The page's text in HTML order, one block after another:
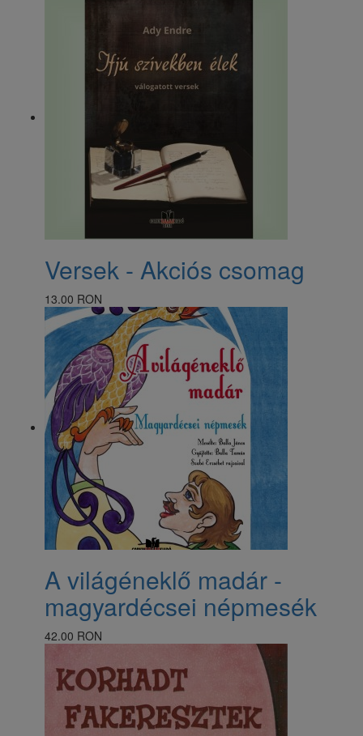
Versek - Akciós csomag
13.00 RON
A világéneklő madár -
magyardécsei népmesék
42.00 RON